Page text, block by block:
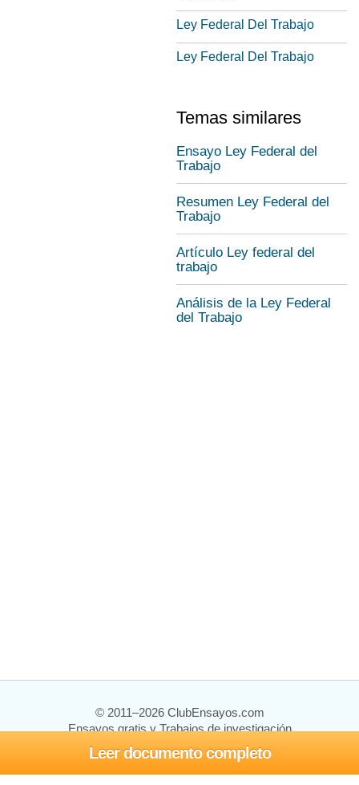
Leer documento completo
Ley Federal Del Trabajo
Ley Federal Del Trabajo
Temas similares
Ensayo Ley Federal del
Trabajo
Resumen Ley Federal del
Trabajo
Artículo Ley federal del
trabajo
Análisis de la Ley Federal
del Trabajo
© 2011–2026 ClubEnsayos.com
Ensayos gratis y Trabajos de investigación